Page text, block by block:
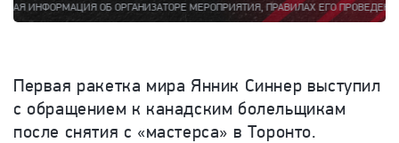
ОБ ОРГАНИЗАТОРЕ МЕРОПРИЯТИЯ, ПРАВИЛАХ ЕГО ПРОВЕДЕНИЯ,
Первая ракетка мира Янник Синнер выступил
с обращением к канадским болельщикам
после снятия с «мастерса» в Торонто.